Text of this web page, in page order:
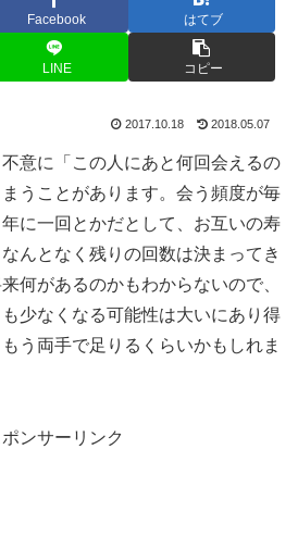
Facebook はてブ
LINE コピー
2017.10.18 2018.05.07
意に「この人にあと何回会えるの
うことがあります。会う頻度が毎
に一回とかだとして、お互いの寿
んとなく残りの回数は決まってき
何があるのかもわからないので、
少なくなる可能性は大いにあり得
う両手で足りるくらいかもしれま
ポンサーリンク